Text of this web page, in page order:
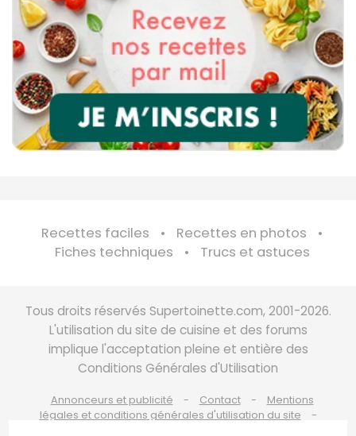
Recettes faciles
Recettes en photos
Fiches techniques
Trucs et astuces
Tous droits réservés Supertoinette.com, 2001-2026.
L'utilisation du site de cuisine et des forums
implique l'acceptation pleine et entière des
Conditions Générales d'Utilisation
Annonceurs et publicité Contact
Mentions
légales et conditions générales d'utilisation du site